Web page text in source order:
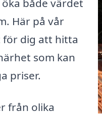
både värdet
Här på vår
dig att hitta
som kan
priser.
från olika